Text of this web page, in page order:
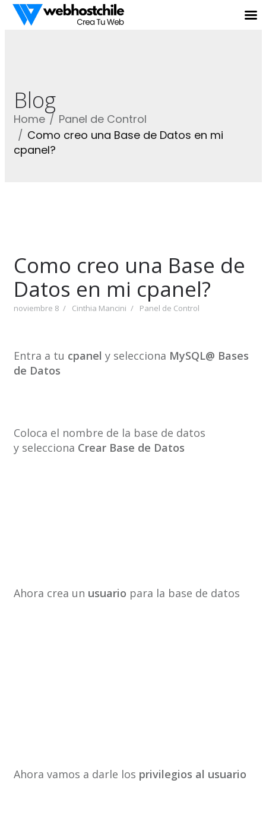
Blog
Home
Panel de Control
Como creo una Base de Datos en mi
cpanel?
Como creo una Base de
Datos en mi cpanel?
noviembre 8 Cinthia Mancini Panel de Control
Entra a tu cpanel y selecciona MySQL@ Bases
de Datos
Coloca el nombre de la base de datos
y selecciona CrearBase de Datos
Ahora crea un usuario para la base de datos
Ahora vamos a darle los privilegios al usuario